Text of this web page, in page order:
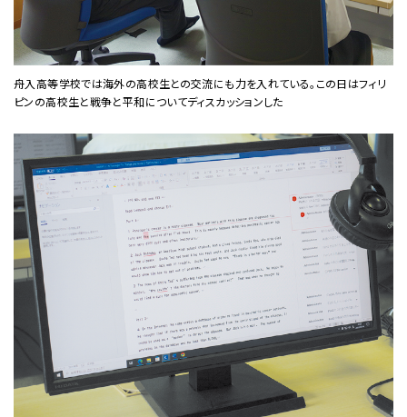
舟入高等学校では海外の高校生との交流にも力を入れている。この日はフィリ
ピンの高校生と戦争と平和についてディスカッションした